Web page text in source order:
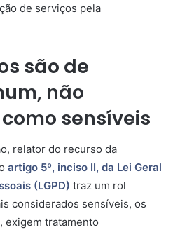
de serviços pela
são de
não
sensíveis
relator do recurso da
artigo 5º, inciso II, da Lei Geral
(LGPD) traz um rol
considerados sensíveis, os
, exigem tratamento